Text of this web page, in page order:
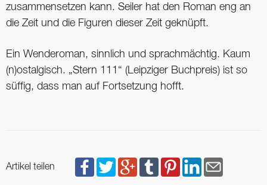
zusammensetzen kann. Seiler hat den Roman eng an
die Zeit und die Figuren dieser Zeit geknüpft.
Ein Wenderoman, sinnlich und sprachmächtig. Kaum
(n)ostalgisch. „Stern 111“ (Leipziger Buchpreis) ist so
süffig, dass man auf Fortsetzung hofft.
Artikel teilen